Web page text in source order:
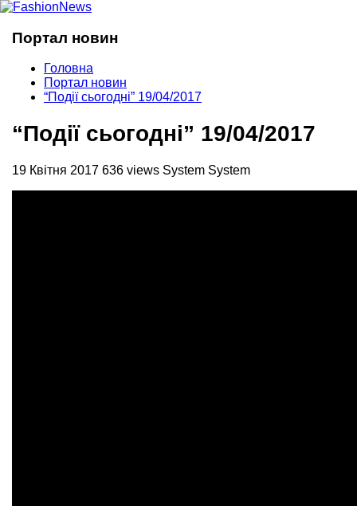
Портал новин
Головна
Портал новин
“Події сьогодні” 19/04/2017
“Події сьогодні” 19/04/2017
19 Квітня 2017 636 views System System